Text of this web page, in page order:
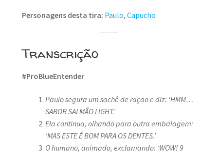
Personagens desta tira: Paulo, Capucho
Transcrição
#ProBlueEntender
Paulo segura um sachê de ração e diz: ‘HMM…
SABOR SALMÃO LIGHT.’
Ela continua, olhando para outra embalagem:
‘MAS ESTE É BOM PARA OS DENTES.’
O humano, animado, exclamando: ‘WOW! 9